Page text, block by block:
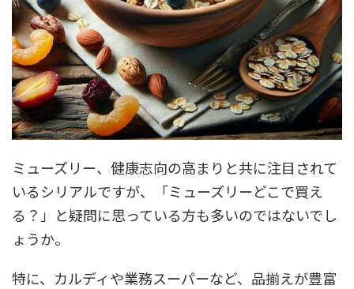
ミューズリー、健康志向の高まりと共に注目されて
いるシリアルですが、「ミューズリーどこで買え
る？」と疑問に思っている方も多いのではないでし
ょうか。
特に、カルディや業務スーパーなど、品揃えが豊富